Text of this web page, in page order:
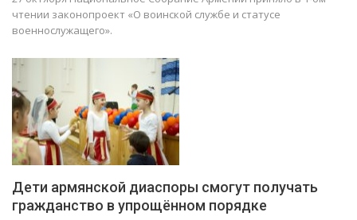
чтении законопроект «О воинской службе и статусе
военнослужащего».
Дети армянской диаспоры смогут получать
гражданство в упрощённом порядке